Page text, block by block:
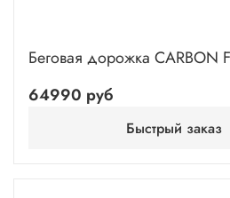
Беговая дорожка CARBON
64990 руб
Быстрый заказ